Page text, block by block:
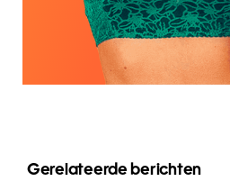
Gerelateerde berichten